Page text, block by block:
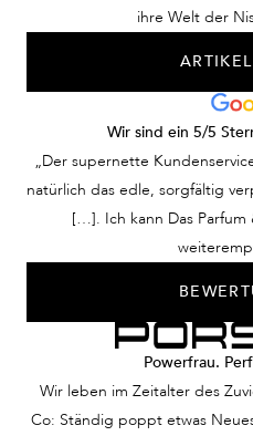
ihre Welt der
Wir sind ein 5/5
„Der supernette
natürlich das edle, sorgfältig
[…]. Ich kann Das Parfum
Powerfrau.
Wir leben im Zeitalter des
Co: Ständig poppt etwas